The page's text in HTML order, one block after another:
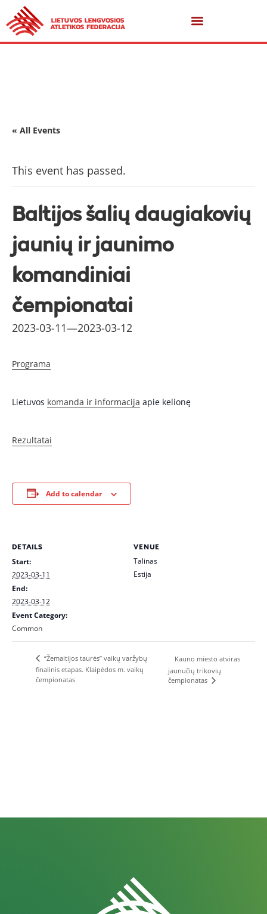
« All Events
This event has passed.
Baltijos šalių daugiakovių
jaunių ir jaunimo
komandiniai
čempionatai
2023-03-11—2023-03-12
Programa
Lietuvos komanda ir informacija apie kelionę
Rezultatai
Add to calendar
DETAILS
Start:
2023-03-11
End:
2023-03-12
Event Category:
Common
VENUE
Talinas
Estija
“Žemaitijos taurės” vaikų varžybų
finalinis etapas. Klaipėdos m. vaikų
čempionatas
Kauno miesto atviras
jaunučių trikovių
čempionatas